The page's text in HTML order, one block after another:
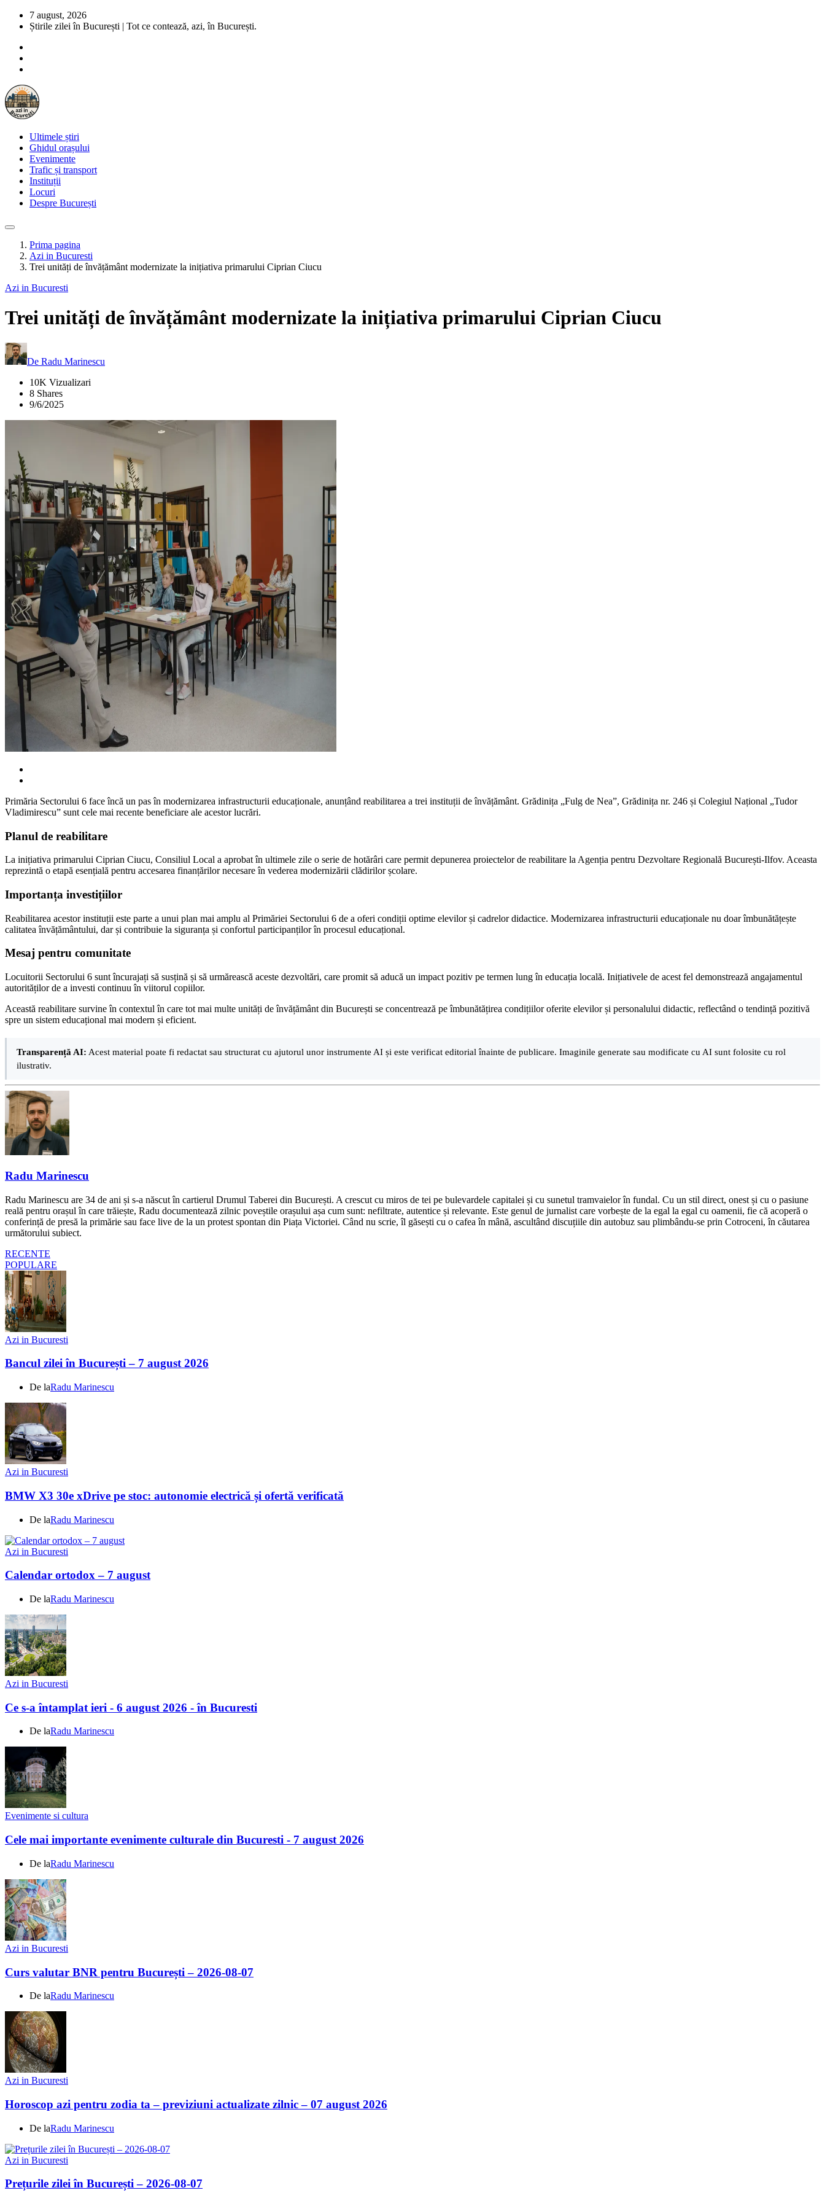
7 august, 2026
Știrile zilei în București | Tot ce contează, azi, în București.
Ultimele știri
Ghidul orașului
Evenimente
Trafic și transport
Instituții
Locuri
Despre București
Prima pagina
Azi in Bucuresti
Trei unități de învățământ modernizate la inițiativa primarului Ciprian Ciucu
Azi in Bucuresti
Trei unități de învățământ modernizate la inițiativa primarului Ciprian Ciucu
De Radu Marinescu
10K Vizualizari
8 Shares
9/6/2025
Primăria Sectorului 6 face încă un pas în modernizarea infrastructurii educaționale, anunțând reabilitarea a trei instituții de învățământ. Grădinița „Fulg de Nea”, Grădinița nr. 246 și Colegiul Național „Tudor
Vladimirescu” sunt cele mai recente beneficiare ale acestor lucrări.
Planul de reabilitare
La inițiativa primarului Ciprian Ciucu, Consiliul Local a aprobat în ultimele zile o serie de hotărâri care permit depunerea proiectelor de reabilitare la Agenția pentru Dezvoltare Regională București-Ilfov. Aceasta
reprezintă o etapă esențială pentru accesarea finanțărilor necesare în vederea modernizării clădirilor școlare.
Importanța investițiilor
Reabilitarea acestor instituții este parte a unui plan mai amplu al Primăriei Sectorului 6 de a oferi condiții optime elevilor și cadrelor didactice. Modernizarea infrastructurii educaționale nu doar îmbunătățește
calitatea învățământului, dar și contribuie la siguranța și confortul participanților în procesul educațional.
Mesaj pentru comunitate
Locuitorii Sectorului 6 sunt încurajați să susțină și să urmărească aceste dezvoltări, care promit să aducă un impact pozitiv pe termen lung în educația locală. Inițiativele de acest fel demonstrează angajamentul
autorităților de a investi continuu în viitorul copiilor.
Această reabilitare survine în contextul în care tot mai multe unități de învățământ din București se concentrează pe îmbunătățirea condițiilor oferite elevilor și personalului didactic, reflectând o tendință pozitivă
spre un sistem educațional mai modern și eficient.
Transparență AI: Acest material poate fi redactat sau structurat cu ajutorul unor instrumente AI și este verificat editorial înainte de publicare. Imaginile generate sau modificate cu AI sunt folosite cu rol
ilustrativ.
Radu Marinescu
Radu Marinescu are 34 de ani și s-a născut în cartierul Drumul Taberei din București. A crescut cu miros de tei pe bulevardele capitalei și cu sunetul tramvaielor în fundal. Cu un stil direct, onest și cu o pasiune
reală pentru orașul în care trăiește, Radu documentează zilnic poveștile orașului așa cum sunt: nefiltrate, autentice și relevante. Este genul de jurnalist care vorbește de la egal la egal cu oamenii, fie că acoperă o
conferință de presă la primărie sau face live de la un protest spontan din Piața Victoriei. Când nu scrie, îl găsești cu o cafea în mână, ascultând discuțiile din autobuz sau plimbându-se prin Cotroceni, în căutarea
următorului subiect.
RECENTE
POPULARE
Azi in Bucuresti
Bancul zilei în București – 7 august 2026
De laRadu Marinescu
Azi in Bucuresti
BMW X3 30e xDrive pe stoc: autonomie electrică și ofertă verificată
De laRadu Marinescu
Azi in Bucuresti
Calendar ortodox – 7 august
De laRadu Marinescu
Azi in Bucuresti
Ce s-a întamplat ieri - 6 august 2026 - în Bucuresti
De laRadu Marinescu
Evenimente si cultura
Cele mai importante evenimente culturale din Bucuresti - 7 august 2026
De laRadu Marinescu
Azi in Bucuresti
Curs valutar BNR pentru București – 2026-08-07
De laRadu Marinescu
Azi in Bucuresti
Horoscop azi pentru zodia ta – previziuni actualizate zilnic – 07 august 2026
De laRadu Marinescu
Azi in Bucuresti
Prețurile zilei în București – 2026-08-07